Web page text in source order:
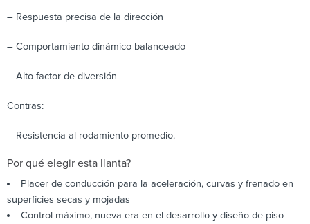
– Respuesta precisa de la dirección
– Comportamiento dinámico balanceado
– Alto factor de diversión
Contras:
– Resistencia al rodamiento promedio.
Por qué elegir esta llanta?
Placer de conducción para la aceleración, curvas y frenado en
superficies secas y mojadas
Control máximo, nueva era en el desarrollo y diseño de piso